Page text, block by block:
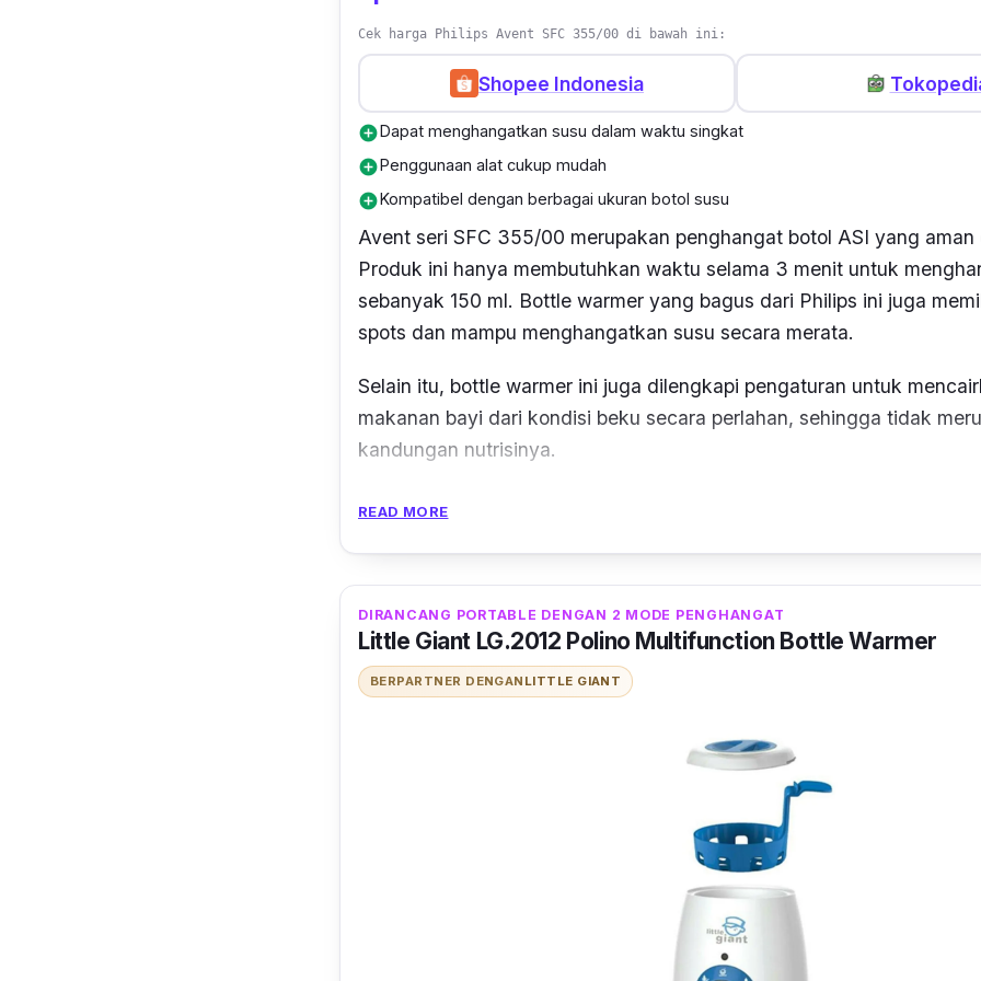
Cek harga Philips Avent SFC 355/00 di bawah ini:
Shopee Indonesia
add_circleDapat menghangatkan susu dalam waktu singkat
add_circlePenggunaan alat cukup mudah
add_circleKompatibel dengan berbagai ukuran botol susu
Avent seri SFC 355/00 merupakan penghangat botol ASI yang aman
Produk ini hanya membutuhkan waktu selama 3 menit untuk
sebanyak 150 ml. Bottle warmer yang bagus dari Philips ini juga
spots dan mampu menghangatkan susu secara merata.
Selain itu, bottle warmer ini juga dilengkapi pengaturan untuk
makanan bayi dari kondisi beku secara perlahan, sehingga tidak
kandungan nutrisinya.
Denganmode
READ MORE
DIRANCANG PORTABLE DENGAN 2 MODE PENGHANGAT
Little Giant LG.2012 Polino Multifunction Bottle Warmer
BERPARTNER DENGAN LITTLE GIANT